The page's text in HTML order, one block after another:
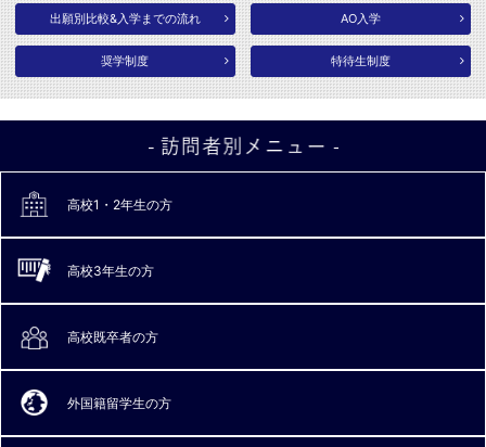
出願別比較&入学までの流れ AO入学
奨学制度 特待生制度
高校1・2年生の方
高校3年生の方
高校既卒者の方
外国籍留学生の方